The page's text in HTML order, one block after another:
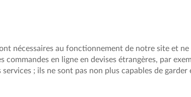
nécessaires au fonctionnement de notre site et
en ligne en devises étrangères, par
; ils ne sont pas non plus capables de garder